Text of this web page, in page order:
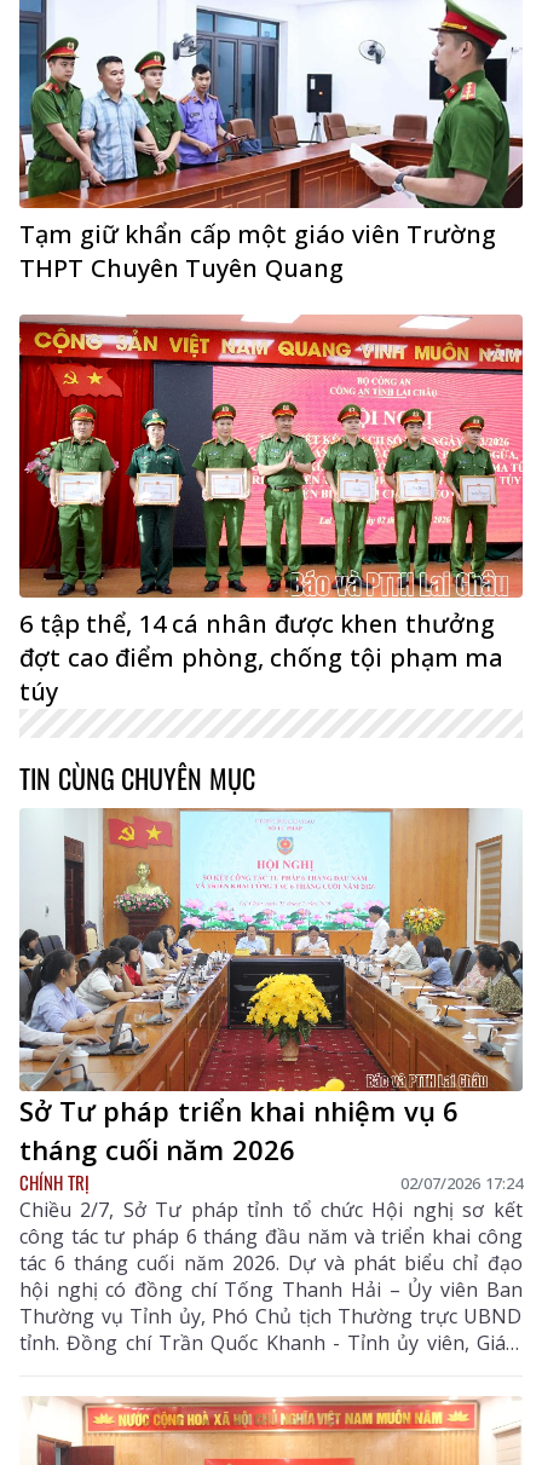
Tạm giữ khẩn cấp một giáo viên Trường
THPT Chuyên Tuyên Quang
6 tập thể, 14 cá nhân được khen thưởng
đợt cao điểm phòng, chống tội phạm ma
túy
TIN CÙNG CHUYÊN MỤC
Sở Tư pháp triển khai nhiệm vụ 6
tháng cuối năm 2026
CHÍNH TRỊ 02/07/2026 17:24
Chiều 2/7, Sở Tư pháp tỉnh tổ chức Hội nghị sơ kết
công tác tư pháp 6 tháng đầu năm và triển khai công
tác 6 tháng cuối năm 2026. Dự và phát biểu chỉ đạo
hội nghị có đồng chí Tống Thanh Hải – Ủy viên Ban
Thường vụ Tỉnh ủy, Phó Chủ tịch Thường trực UBND
tỉnh. Đồng chí Trần Quốc Khanh - Tỉnh ủy viên, Giám
đốc Sở Tư pháp cùng các đồng chí Phó Giám đốc Sở
Tư pháp chủ trì, điều hành hội nghị. Hội nghị được tổ
chức theo hình thức trực tuyến từ điểm cầu tỉnh đến
điểm cầu 38 xã, phường trong tỉnh.